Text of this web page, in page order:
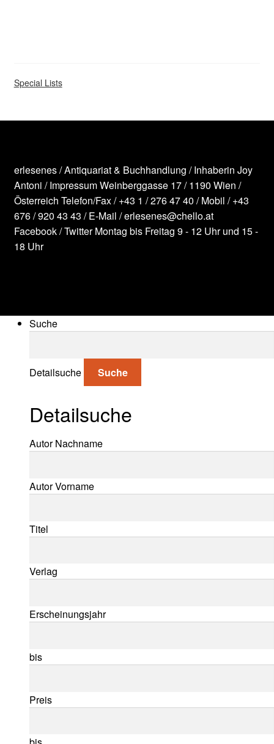
Special Lists
erlesenes / Antiquariat & Buchhandlung / Inhaberin Joy
Antoni /ImpressumWeinberggasse 17 / 1190 Wien /
Österreich Telefon/Fax /+43 1 / 276 47 40 / Mobil /+43
676 / 920 43 43 / E-Mail /erlesenes@chello.at
Facebook/Twitter Montag bis Freitag 9 - 12 Uhr und 15 -
18 Uhr
Suche
Detailsuche Suche
Detailsuche
Suche nach:
Autor Nachname
Autor Vorname
Titel
Verlag
Erscheinungsjahr
bis
Preis